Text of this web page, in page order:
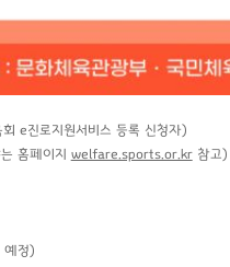
e진로지원서비스 등록 신청자)
홈페이지 welfare.sports.or.kr참고)
예정)